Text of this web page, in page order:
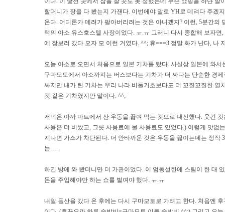
할머니가 장을 다 봤는지 가잰다. 이번에야 말로 YH로 데려다 주겠
온다. 어디론가 데려가 팔아버리려는 것은 아니겠지? 이런, 5분간
턱의 아소 유스호스텔 사장이었다. ㅠ.ㅠ 그러니 다시 종합해 보자
에 장보러 갔다 오자 모 이런 거였다. ^^; 휴===3 정말 화가 난다, 나
오늘 아소로 오면서 처음으로 일본 기차를 탔다. 사실상 일본에 와
구마모토에서 아소까지는 버스보다는 기차가 더 싸다는 단순한 경
싸지만 내가 탄 기차는 우리 나라 비둘기호보다도 더 꼬질꼬질한
것 같은 기차였지만 말이다. ^^;
저녁은 아까 마트에서 산 우동을 끓여 먹는 것으로 대신했다. 웃긴
사용은 더 비쌌고, 그릇 사용료에 물 사용료도 있었다.) 이렇게 맛없
지나면 가스가 차단된다. 더 안타까운 것은 우동을 끓이는데는 정
는….
하긴 방에 와 봤더니만 더 가관이었다. 이 엄동설한에 스팀이 한 대
돈을 주입해야만 하는 쇼를 벌여야 했다. ㅠ.ㅠ
내일 등산을 갔다 온 후에는 다시 구마모토로 가려고 한다. 처음엔